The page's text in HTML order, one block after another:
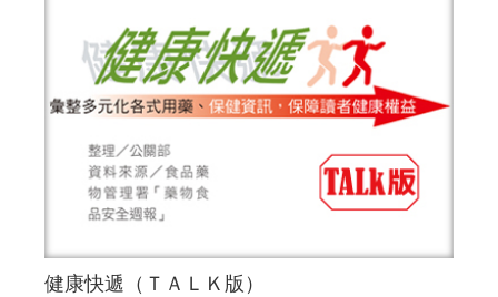
健康快遞（ＴＡＬＫ版）